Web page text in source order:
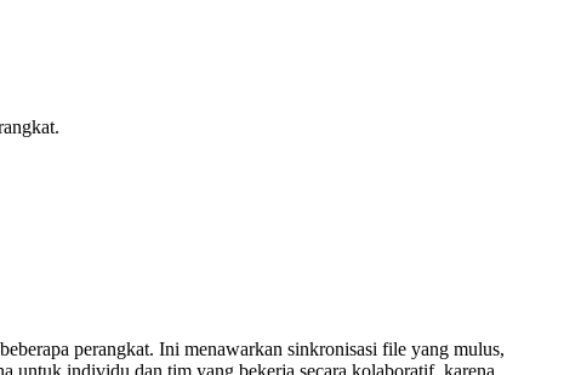
perangkat. Ini menawarkan sinkronisasi file yang mulus,
untuk individu dan tim yang bekerja secara kolaboratif, karena